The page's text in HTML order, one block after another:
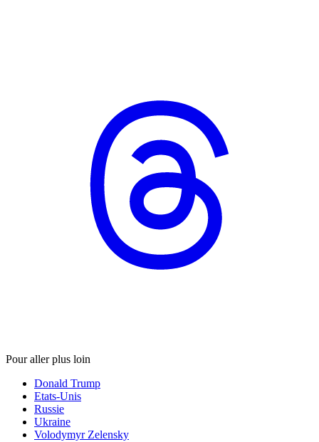
Pour aller plus loin
Donald Trump
Etats-Unis
Russie
Ukraine
Volodymyr Zelensky